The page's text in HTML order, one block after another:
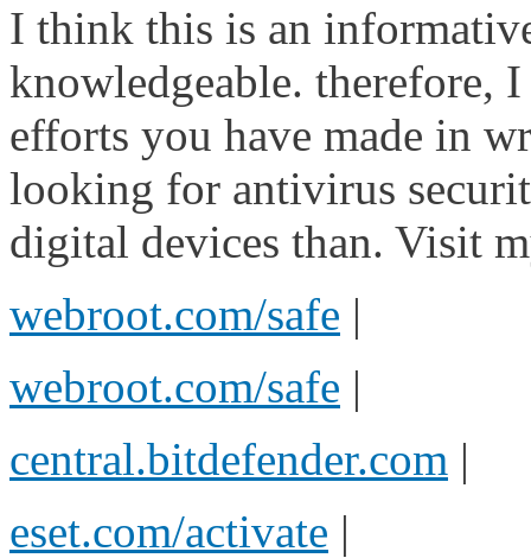
I think this is an
knowledgeable. therefore,
efforts you have made in
looking for antivirus
digital devices than. Visit
webroot.com/safe |
webroot.com/safe |
central.bitdefender.com |
eset.com/activate |